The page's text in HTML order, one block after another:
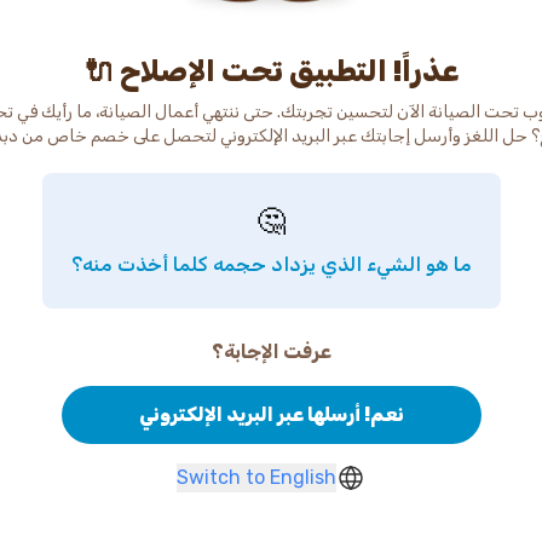
عذراً! التطبيق تحت الإصلاح 🔌
تحت الصيانة الآن لتحسين تجربتك. حتى ننتهي أعمال الصيانة، ما رأيك في
حل اللغز وأرسل إجابتك عبر البريد الإلكتروني لتحصل على خصم خاص من
🤔
ما هو الشيء الذي يزداد حجمه كلما أخذت منه؟
عرفت الإجابة؟
نعم! أرسلها عبر البريد الإلكتروني
Switch to English